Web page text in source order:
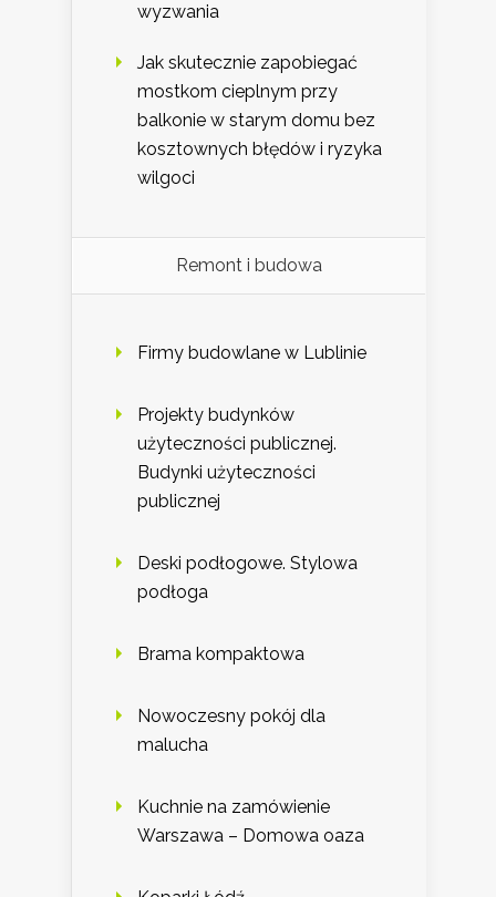
wyzwania
Jak skutecznie zapobiegać
mostkom cieplnym przy
balkonie w starym domu bez
kosztownych błędów i ryzyka
wilgoci
Remont i budowa
Firmy budowlane w Lublinie
Projekty budynków
użyteczności publicznej.
Budynki użyteczności
publicznej
Deski podłogowe. Stylowa
podłoga
Brama kompaktowa
Nowoczesny pokój dla
malucha
Kuchnie na zamówienie
Warszawa – Domowa oaza